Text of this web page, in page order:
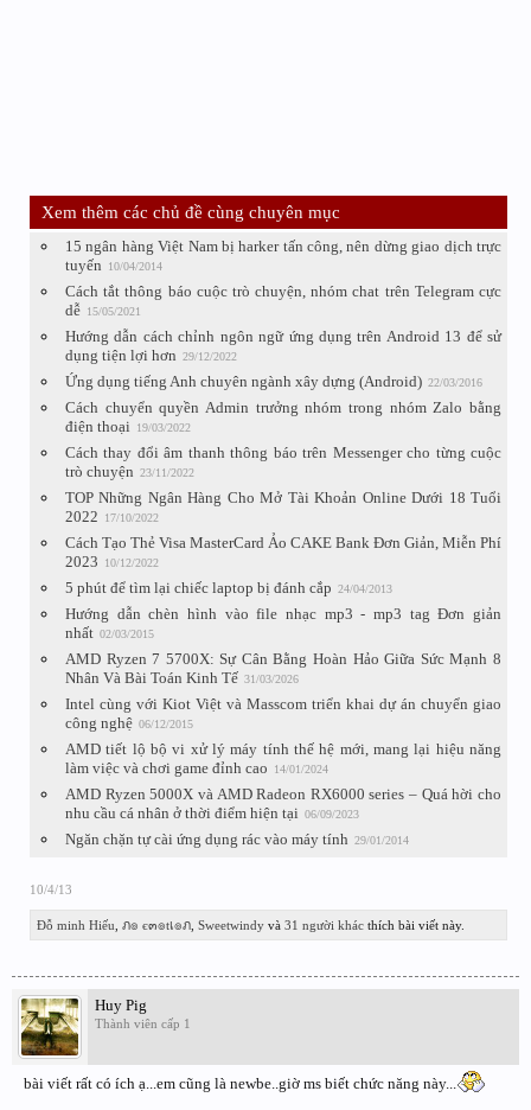
Xem thêm các chủ đề cùng chuyên mục
15 ngân hàng Việt Nam bị harker tấn công, nên dừng giao dịch trực
tuyến
10/04/2014
Cách tắt thông báo cuộc trò chuyện, nhóm chat trên Telegram cực
dễ 15/05/2021
Hướng dẫn cách chỉnh ngôn ngữ ứng dụng trên Android 13 để sử
dụng tiện lợi hơn 29/12/2022
Ứng dụng tiếng Anh chuyên ngành xây dựng (Android) 22/03/2016
Cách chuyển quyền Admin trưởng nhóm trong nhóm Zalo bằng
điện thoại
19/03/2022
Cách thay đổi âm thanh thông báo trên Messenger cho từng cuộc
trò chuyện 23/11/2022
TOP Những Ngân Hàng Cho Mở Tài Khoản Online Dưới 18 Tuổi
2022
17/10/2022
Cách Tạo Thẻ Visa MasterCard Ảo CAKE Bank Đơn Giản, Miễn Phí
2023
10/12/2022
5 phút để tìm lại chiếc laptop bị đánh cắp 24/04/2013
Hướng dẫn chèn hình vào file nhạc mp3 - mp3 tag Đơn giản
nhất 02/03/2015
AMD Ryzen 7 5700X: Sự Cân Bằng Hoàn Hảo Giữa Sức Mạnh 8
Nhân Và Bài Toán Kinh Tế 31/03/2026
Intel cùng với Kiot Việt và Masscom triển khai dự án chuyển giao
công nghệ 06/12/2015
AMD tiết lộ bộ vi xử lý máy tính thế hệ mới, mang lại hiệu năng
làm việc và chơi game đỉnh cao
14/01/2024
AMD Ryzen 5000X và AMD Radeon RX6000 series – Quá hời cho
nhu cầu cá nhân ở thời điểm hiện tại 06/09/2023
Ngăn chặn tự cài ứng dụng rác vào máy tính 29/01/2014
10/4/13
Đỗ minh Hiếu ภ๏ є๓๏tเ๏ภ Sweetwindy và 31 người khác thích bài viết này.
Huy Pig
Thành viên cấp 1
bài viết rất có ích ạ...em cũng là newbe..giờ ms biết chức năng này...